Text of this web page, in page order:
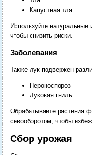
Капустная тля
Используйте натуральные
чтобы снизить риски.
Заболевания
Также лук подвержен
Пероноспороз
Луковая гниль
Обрабатывайте растения
севооборотом, чтобы
Сбор урожая